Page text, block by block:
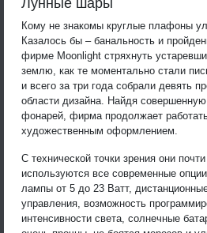
Кому не знакомы круглые плафоны
Казалось бы – банальность и
фирме Moonlight стряхнуть
землю, как те моментально стали
и всего за три года собрали девять
области дизайна. Найдя
фонарей, фирма продолжает
художественным оформлением.
С технической точки зрения они
используются все современные
лампы от 5 до 23 Ватт,
управления, возможность
интенсивности света, солнечные